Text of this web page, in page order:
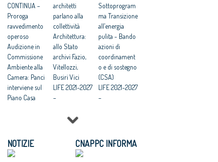
CONTINUA –
Proroga
ravvedimento
operoso
Audizione in
Commissione
Ambiente alla
Camera: Panci
interviene sul
Piano Casa
Consiglio: una
squadra al
lavoro per il
architetti
parlano alla
collettività
Architettura:
allo Stato
archivi Fazio,
Vitellozzi,
Busiri Vici
LIFE 2021-2027
–
ma Natura e
bando per
Sottoprogram
ma Transizione
all’energia
pulita - Bando
azioni di
coordinament
o e di sostegno
(CSA)
LIFE 2021-2027
–
qualità della
vita: bando per
NOTIZIE CNAPPC INFORMA